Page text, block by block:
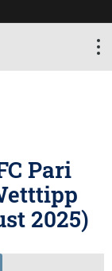
Pari
2025)